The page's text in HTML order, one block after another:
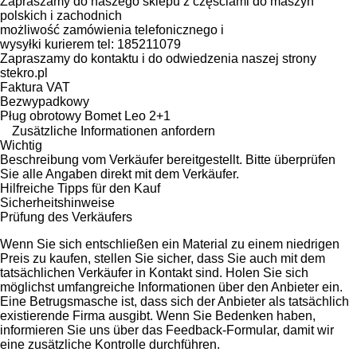
polskich i zachodnich
możliwość zamówienia telefonicznego i
wysyłki kurierem tel: 185211079
Zapraszamy do kontaktu i do odwiedzenia naszej strony
stekro.pl
Faktura VAT
Bezwypadkowy
Pług obrotowy Bomet Leo 2+1
Zusätzliche Informationen anfordern
Wichtig
Beschreibung vom Verkäufer bereitgestellt. Bitte überprüfen
Sie alle Angaben direkt mit dem Verkäufer.
Hilfreiche Tipps für den Kauf
Sicherheitshinweise
Prüfung des Verkäufers
Wenn Sie sich entschließen ein Material zu einem niedrigen
Preis zu kaufen, stellen Sie sicher, dass Sie auch mit dem
tatsächlichen Verkäufer in Kontakt sind. Holen Sie sich
möglichst umfangreiche Informationen über den Anbieter ein.
Eine Betrugsmasche ist, dass sich der Anbieter als tatsächlich
existierende Firma ausgibt. Wenn Sie Bedenken haben,
informieren Sie uns über das Feedback-Formular, damit wir
eine zusätzliche Kontrolle durchführen.